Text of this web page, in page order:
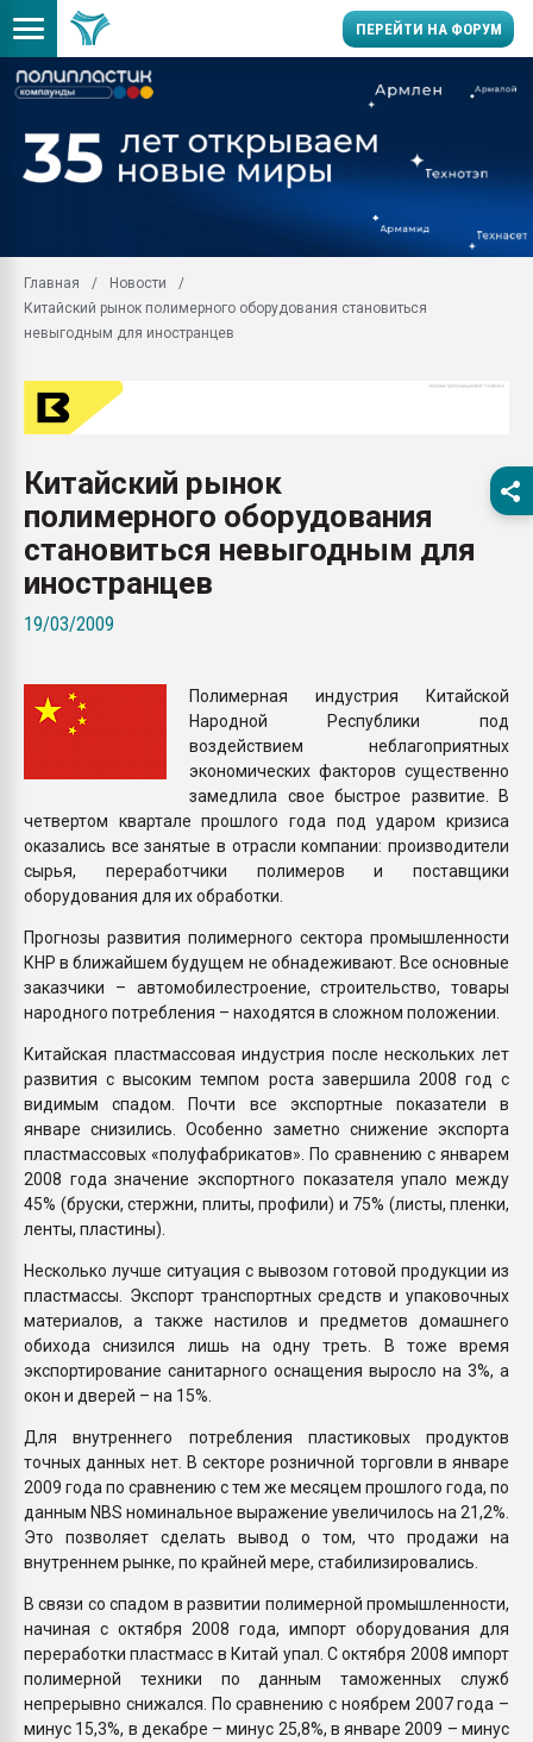
ПЕРЕЙТИ НА ФОРУМ
производство SPC
заводу пластмасс"
28.07.2026
ситуацией на
Всё, что касается
Главная
Новости
Китайский рынок полимерного оборудования становиться
невыгодным для иностранцев
Китайский рынок
полимерного оборудования
становиться невыгодным для
иностранцев
19/03/2009
Полимерная индустрия Китайской
Народной Республики под
воздействием неблагоприятных
экономических факторов существенно
замедлила свое быстрое развитие. В
четвертом квартале прошлого года под ударом кризиса
оказались все занятые в отрасли компании: производители
сырья, переработчики полимеров и поставщики
оборудования для их обработки.
Прогнозы развития полимерного сектора промышленности
КНР в ближайшем будущем не обнадеживают. Все основные
заказчики – автомобилестроение, строительство, товары
народного потребления – находятся в сложном положении.
Китайская пластмассовая индустрия после нескольких лет
развития с высоким темпом роста завершила 2008 год с
видимым спадом. Почти все экспортные показатели в
январе снизились. Особенно заметно снижение экспорта
пластмассовых «полуфабрикатов». По сравнению с январем
2008 года значение экспортного показателя упало между
45% (бруски, стержни, плиты, профили) и 75% (листы, пленки,
ленты, пластины).
Несколько лучше ситуация с вывозом готовой продукции из
пластмассы. Экспорт транспортных средств и упаковочных
материалов, а также настилов и предметов домашнего
обихода снизился лишь на одну треть. В тоже время
экспортирование санитарного оснащения выросло на 3%, а
окон и дверей – на 15%.
Для внутреннего потребления пластиковых продуктов
точных данных нет. В секторе розничной торговли в январе
2009 года по сравнению с тем же месяцем прошлого года, по
данным NBS номинальное выражение увеличилось на 21,2%.
Это позволяет сделать вывод о том, что продажи на
внутреннем рынке, по крайней мере, стабилизировались.
В связи со спадом в развитии полимерной промышленности,
начиная с октября 2008 года, импорт оборудования для
переработки пластмасс в Китай упал. С октября 2008 импорт
полимерной техники по данным таможенных служб
непрерывно снижался. По сравнению с ноябрем 2007 года –
минус 15,3%, в декабре – минус 25,8%, в январе 2009 – минус